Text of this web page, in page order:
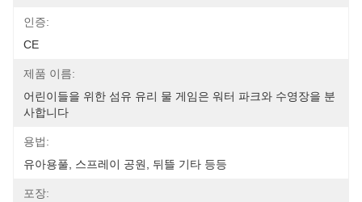
인증:
CE
제품 이름:
어린이들을 위한 섬유 유리 물 게임은 워터 파크와 수영장을 분
사합니다
용법:
유아용풀, 스프레이 공원, 뒤뜰 기타 등등
포장: